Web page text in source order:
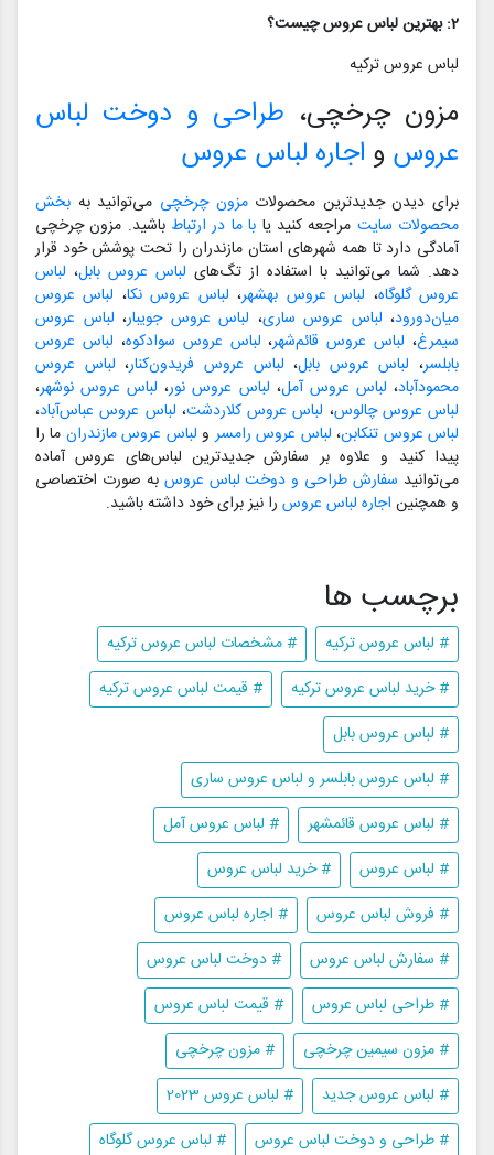
2: بهترین لباس عروس چیست؟
لباس عروس ترکیه
مزون چرخچی، طراحی و دوخت لباس
عروس و اجاره لباس عروس
برای دیدن جدیدترین محصولاتمزون چرخچی می‌توانید به بخش
محصولات سایت مراجعه کنید یا با ما در ارتباط باشید. مزون چرخچی
آمادگی دارد تا همه شهرهای استان مازندران را تحت پوشش خود قرار
دهد. شما می‌توانید با استفاده از تگ‌های لباس عروس بابل، لباس
عروس گلوگاه، لباس عروس بهشهر، لباس عروس نکا، لباس عروس
میان‌دورود، لباس عروس ساری، لباس عروس جویبار، لباس عروس
سیمرغ، لباس عروس قائم‌شهر، لباس عروس سوادکوه، لباس عروس
بابلسر، لباس عروس بابل، لباس عروس فریدون‌کنار، لباس عروس
محمودآباد، لباس عروس آمل، لباس عروس نور، لباس عروس نوشهر،
لباس عروس چالوس، لباس عروس کلاردشت، لباس عروس عباس‌آباد،
لباس عروس تنکابن، لباس عروس رامسر و لباس عروس مازندران ما را
پیدا کنید و علاوه بر سفارش جدیدترین لباس‌های عروس آماده
می‌توانید سفارش طراحی و دوخت لباس عروس به صورت اختصاصی
و همچنین اجاره لباس عروس را نیز برای خود داشته باشید.
برچسب ها
# لباس عروس ترکیه
# مشخصات لباس عروس ترکیه
# خرید لباس عروس ترکیه
# قیمت لباس عروس ترکیه
# لباس عروس بابل
# لباس عروس بابلسر و لباس عروس ساری
# لباس عروس قائمشهر
# لباس عروس آمل
# لباس عروس
# خرید لباس عروس
# فروش لباس عروس
# اجاره لباس عروس
# سفارش لباس عروس
# دوخت لباس عروس
# طراحی لباس عروس
# قیمت لباس عروس
# مزون سیمین چرخچی
# مزون چرخچی
# لباس عروس جدید
# لباس عروس 2023
# طراحی و دوخت لباس عروس
# لباس عروس گلوگاه